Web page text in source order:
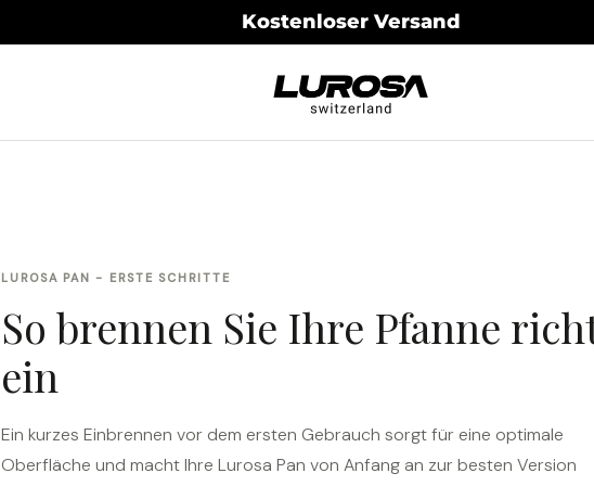
Kostenloser Versand
Lurosa
LUROSA PAN - ERSTE SCHRITTE
So brennen Sie Ihre Pfanne
ein
Ein kurzes Einbrennen vor dem ersten Gebrauch sorgt für eine optimale
Oberfläche und macht Ihre Lurosa Pan von Anfang an zur besten Version